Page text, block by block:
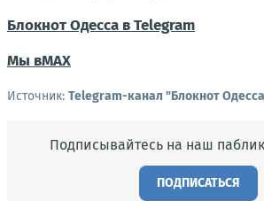
Блокнот Одесса в Telegram
Мы вМАХ
Источник: Telegram-канал "Блокнот
Подписывайтесь на наш
ПОДПИСАТЬСЯ